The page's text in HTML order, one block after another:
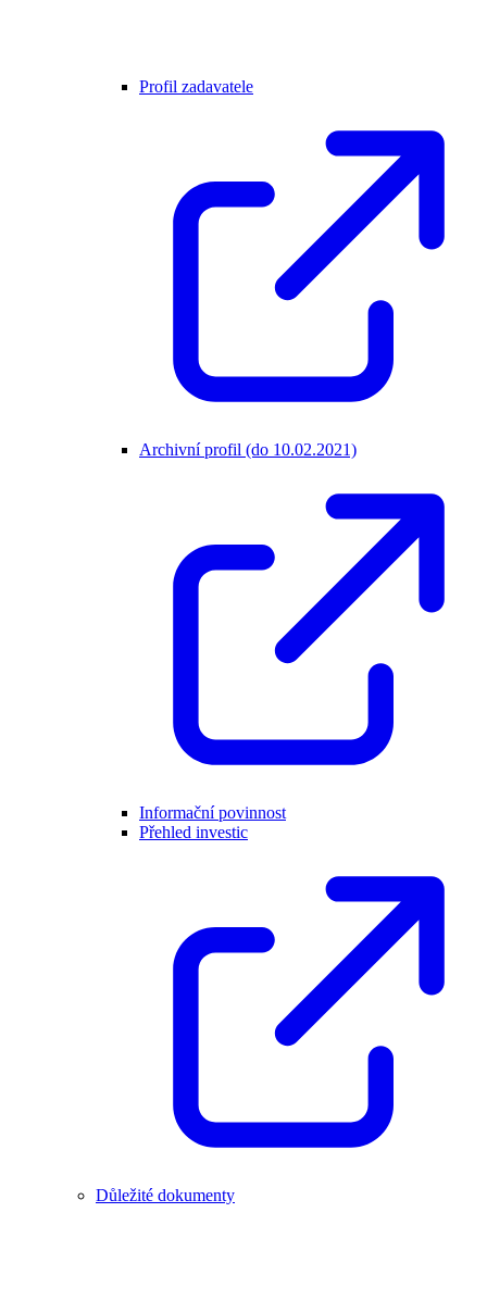
Profil zadavatele
Archivní profil (do 10.02.2021)
Informační povinnost
Přehled investic
Důležité dokumenty